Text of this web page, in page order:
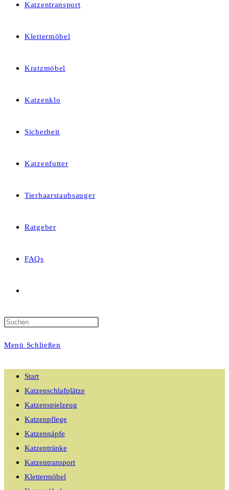
Katzentransport
Klettermöbel
Kratzmöbel
Katzenklo
Sicherheit
Katzenfutter
Tierhaarstaubsauger
Ratgeber
FAQs
Suche
Menü Schließen
Start
Katzenschlafplätze
Katzenspielzeug
Katzenpflege
Katzennäpfe
Katzentränke
Katzentransport
Klettermöbel